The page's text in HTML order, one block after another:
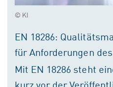
© KI
EN 18286:
für Anforderungen
Mit EN 18286 steht
kurz vor der